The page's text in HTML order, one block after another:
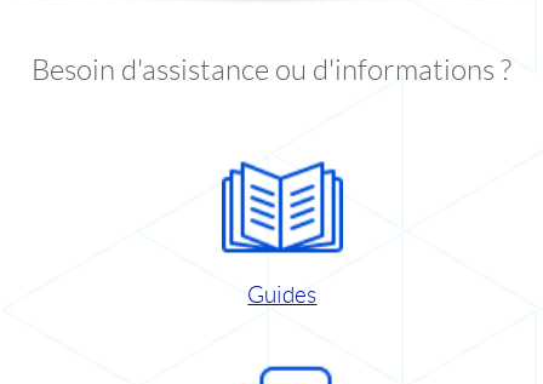
Besoin d'assistance ou d'informations ?
Guides